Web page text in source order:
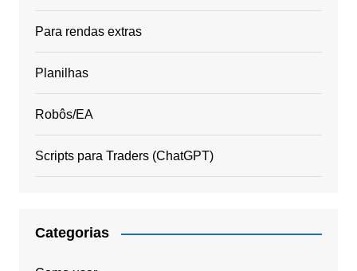
Para rendas extras
Planilhas
Robôs/EA
Scripts para Traders (ChatGPT)
Categorias